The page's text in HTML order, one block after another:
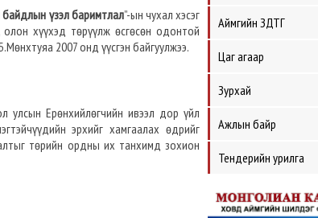
байдлын үзэл баримтлал”-ын чухал хэсэг
хүүхэд төрүүлж өсгөсөн одонтой
2007 онд үүсгэн байгуулжээ.
улсын Ерөнхийлөгчийн ивээл дор үйл
эрхийг хамгаалах өдрийг
төрийн ордны их танхимд зохион
Аймгийн ЗДТГ
Цаг агаар
Зурхай
Ажлын байр
Тендерийн урилга